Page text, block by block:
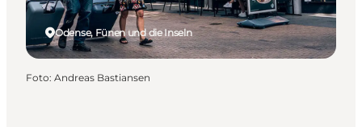
Odense, Fünen und die Inseln
Foto: Andreas Bastiansen